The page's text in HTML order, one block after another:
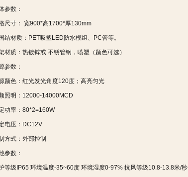
参数：
尺寸： 宽900*高1700*厚130mm
结材质：PET吸塑LED防水模组、PC管等。
材质：热镀锌或 不锈管钢，喷塑（颜色可选）
参数：
颜色：红光发光角度120度；高亮匀光
照明：12000-14000MCD
功率：80*2=160W
电压：DC12V
方式：外部控制
参数：
等级IP65 环境温度-35~60度 环境湿度0-97% 抗风等级10.8-13.8米/秒